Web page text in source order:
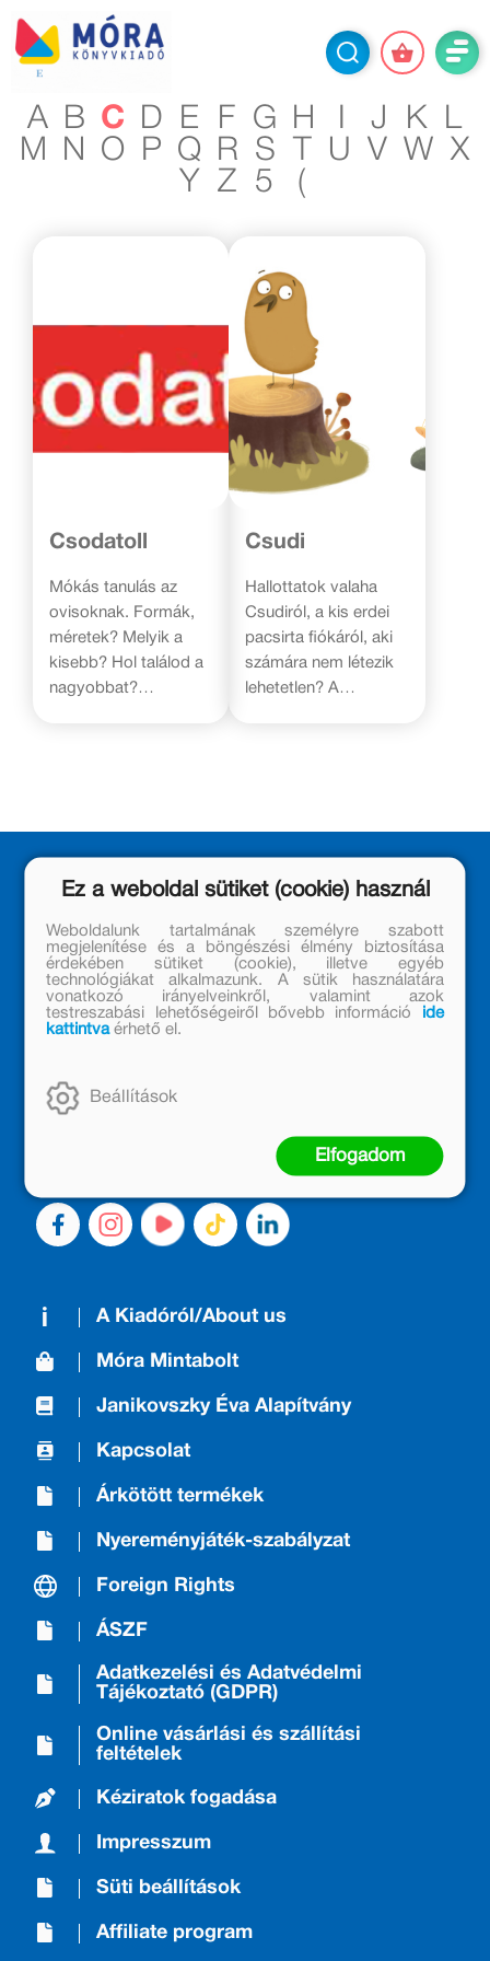
A B C D E F G H J K
L
M
N O P Q R S U V W
X
Y
Z 5 (
Csodatoll
Mókás tanulás az
ovisoknak. Formák,
méretek? Melyik a
kisebb? Hol találod a
nagyobbat?
segítségével lesznek
kis kezek. Rengeteg
érdekes, mókás
feladat a letörölhető
csodatoll
Csudi
Hallottatok valaha
Csudiról, a kis erdei
pacsirta fiókáról, aki
számára nem létezik
lehetetlen? A
humorral és
gyerekek számára is
befogadhatóan mesél
korunk meghatározó
jelenségeiről, mint a
MÓRA KÖNYVKIADÓ – 1950 ÓTA
CSALÁDTAG
olvasás örömével, olvasni szerető gyerekekből olvasni
A Kiadóról/About us
Móra Mintabolt
Janikovszky Éva Alapítvány
Kapcsolat
Árkötött termékek
Nyereményjáték-szabályzat
Foreign Rights
ÁSZF
Adatkezelési és Adatvédelmi
Tájékoztató (GDPR)
Online vásárlási és szállítási
feltételek
Kéziratok fogadása
Impresszum
Süti beállítások
Affiliate program
Ez a weboldal sütiket (cookie) használ
Weboldalunk tartalmának személyre szabott
megjelenítése és a böngészési élmény biztosítása
érdekében sütiket (cookie), illetve egyéb
technológiákat alkalmazunk. A sütik használatára
vonatkozó irányelveinkről, valamint azok
testreszabási lehetőségeiről bővebb információ
ide
kattintvaérhető el.
Beállítások
Elfogadom